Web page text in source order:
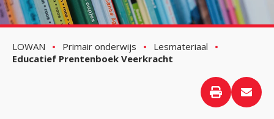
LOWAN Primair onderwijs
Lesmateriaal
Educatief Prentenboek Veerkracht